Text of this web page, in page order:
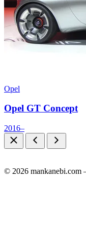
Opel
Opel GT Concept
2016–
© 2026